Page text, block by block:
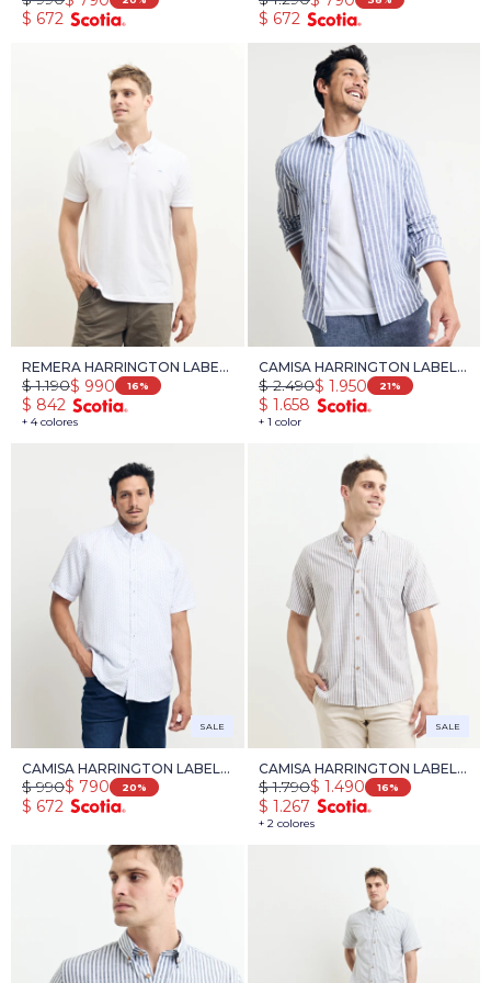
$ 672 $ 672
REMERA HARRINGTON LABEL
- BLANCO
+ 4 colores
$ 990
$ 1.190 16
$ 842
CAMISA HARRINGTON LABEL -
BLANCO/AZUL OSC
+ 1 color
$ 1.950
$ 2.490 21
$ 1.658
SALE
CAMISA HARRINGTON LABEL -
BLANCO/NEGRO
$ 790
$ 990 20
$ 672
SALE
CAMISA HARRINGTON LABEL -
BLANCO/TOSTADO
+ 2 colores
$ 1.490
$ 1.790 16
$ 1.267